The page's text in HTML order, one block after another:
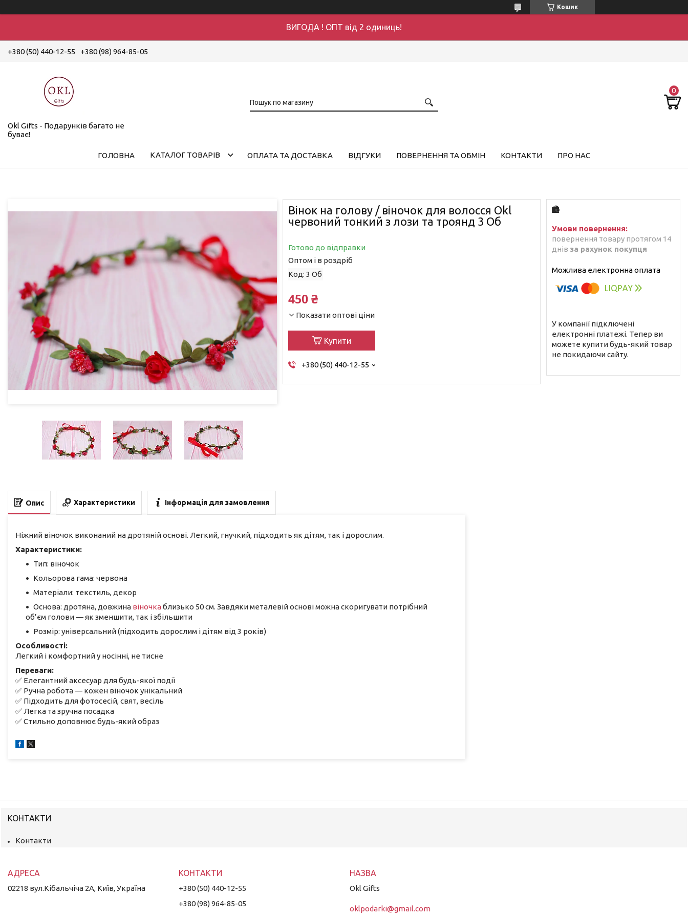
Кошик
ВИГОДА ! ОПТ від 2 одиниць!
+380 (50) 440-12-55 +380 (98) 964-85-05
Okl Gifts - Подарунків багато не
буває!
ГОЛОВНА КАТАЛОГ ТОВАРІВ ОПЛАТА ТА ДОСТАВКА ВІДГУКИ ПОВЕРНЕННЯ ТА ОБМІН КОНТАКТИ ПРО НАС
Вінок на голову / віночок для волосся Okl
червоний тонкий з лози та троянд 3 Об
Готово до відправки
Оптом і в роздріб
Код: 3 Об
450 ₴
Показати оптові ціни
Купити
+380 (50) 440-12-55
повернення товару протягом 14
днів за рахунок покупця
У компанії підключені
електронні платежі. Тепер ви
можете купити будь-який товар
не покидаючи сайту.
Опис Характеристики Інформація для замовлення
Ніжний віночок виконаний на дротяній основі. Легкий, гнучкий, підходить як дітям, так і дорослим.
Характеристики:
Тип: віночок
Кольорова гама: червона
Матеріали: текстиль, декор
Основа: дротяна, довжина віночкаблизько 50 см. Завдяки металевій основі можна скоригувати потрібний
об’єм голови — як зменшити, так і збільшити
Розмір: універсальний (підходить дорослим і дітям від 3 років)
Особливості:
Легкий і комфортний у носінні, не тисне
Переваги:
✅ Елегантний аксесуар для будь-якої події
✅ Ручна робота — кожен віночок унікальний
✅ Підходить для фотосесій, свят, весіль
✅ Легка та зручна посадка
✅ Стильно доповнює будь-який образ
КОНТАКТИ
Контакти
02218 вул.Кібальчіча 2А, Київ, Україна
+380 (50) 440-12-55
+380 (98) 964-85-05
Okl Gifts
oklpodarki@gmail.com